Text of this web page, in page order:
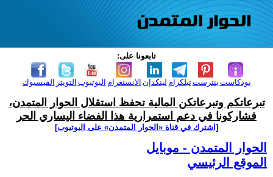
تابعونا على:
الفيسبوك التويتر اليوتيوب الانستغرام لينكدإن تيلكرامبنترست بودكاست
تبرعاتكم وتبرعاتكن المالية تحفظ استقلال الحوار المتمدن،
فشاركونا في دعم استمرارية هذا الفضاء اليساري الحر
[اشترك في قناة ‫«الحوار المتمدن» على اليوتيوب]
الحوار المتمدن - موبايل
الموقع الرئيسي